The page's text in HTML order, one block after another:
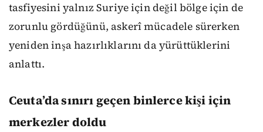
tasfiyesini yalnız Suriye için değil bölge için de
zorunlu gördüğünü, askerî mücadele sürerken
yeniden inşa hazırlıklarını da yürüttüklerini
anlattı.
Ceuta’da sınırı geçen binlerce kişi için
merkezler doldu